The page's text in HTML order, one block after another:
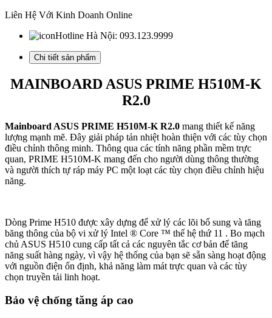
khe
DDR4)
lượng
Liên Hệ Với Kinh Doanh Online
Hotline Hà Nội: 093.123.9999
Chi tiết sản phẩm
MAINBOARD ASUS PRIME H510M-K
R2.0
Mainboard ASUS PRIME H510M-K R2.0 mang thiết kế năng
lượng mạnh mẽ. Đây giải pháp tản nhiệt hoàn thiện với các tùy chọn
điều chỉnh thông minh. Thông qua các tính năng phần mềm trực
quan, PRIME H510M-K mang đến cho người dùng thông thường
và người thích tự ráp máy PC một loạt các tùy chọn điều chỉnh hiệu
năng.
Dòng Prime H510 được xây dựng để xử lý các lõi bổ sung và tăng
băng thông của bộ vi xử lý Intel ® Core ™ thế hệ thứ 11 . Bo mạch
chủ ASUS H510 cung cấp tất cả các nguyên tắc cơ bản để tăng
năng suất hàng ngày, vì vậy hệ thống của bạn sẽ sẵn sàng hoạt động
với nguồn điện ổn định, khả năng làm mát trực quan và các tùy
chọn truyền tải linh hoạt.
Bảo vệ chống tăng áp cao